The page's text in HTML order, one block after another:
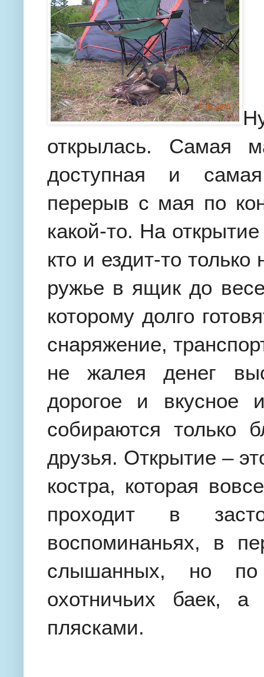
открылась. Самая
доступная и самая
перерыв с мая по
какой-то. На
кто и ездит-то
ружье в ящик до
которому долго
снаряжение,
не жалея денег
дорогое и вкусное
собираются только
друзья. Открытие –
костра, которая
проходит в
воспоминаньях, в
слышанных, но по
охотничьих баек,
плясками.